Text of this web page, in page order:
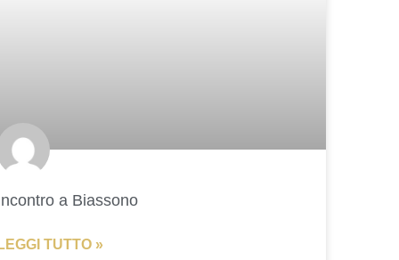
a Biassono
TUTTO »